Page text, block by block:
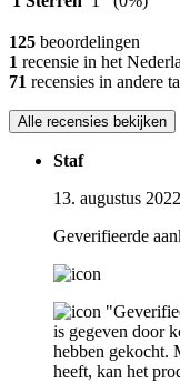
125 beoordelingen
1 recensie in het
71 recensies in andere
Alle recensies bekijken
Staf
13. augustus 2022
Geverifieerde
is gegeven door
hebben gekocht.
heeft, kan het